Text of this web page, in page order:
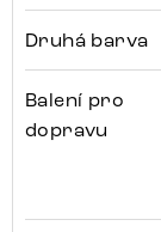
Druhá barva
Balení pro
dopravu